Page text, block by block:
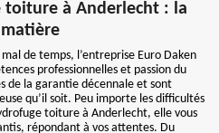
toiture à Anderlecht : la
de temps, l’entreprise Euro Daken
professionnelles et passion du
de la garantie décennale et sont
qu’il soit. Peu importe les difficultés
toiture à Anderlecht, elle vous
répondant à vos attentes. Du